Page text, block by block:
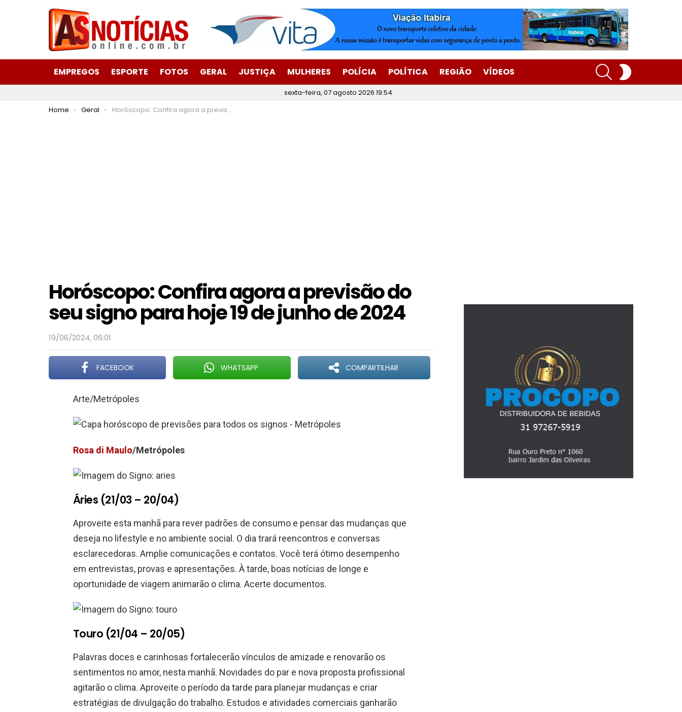
EMPREGOS ESPORTE FOTOS GERAL JUSTIÇA MULHERES POLÍCIA POLÍTICA REGIÃO VÍDEOS
SEARCH
sexta-feira, 07 agosto 2026 19:54
You are here:
Home Geral Horóscopo: Confira agora a previsão do seu signo para hoje 19 de junho de 2024
Horóscopo: Confira agora a previsão do
seu signo para hoje 19 de junho de 2024
19/06/2024, 06:01
FACEBOOK WHATSAPP COMPARTILHAR
Arte/Metrópoles
Rosa di Maulo/Metrópoles
Áries (21/03 – 20/04)
Aproveite esta manhã para rever padrões de consumo e pensar das mudanças que
deseja no lifestyle e no ambiente social. O dia trará reencontros e conversas
esclarecedoras. Amplie comunicações e contatos. Você terá ótimo desempenho
em entrevistas, provas e apresentações. À tarde, boas notícias de longe e
oportunidade de viagem animarão o clima. Acerte documentos.
Touro (21/04 – 20/05)
Palavras doces e carinhosas fortalecerão vínculos de amizade e renovarão os
sentimentos no amor, nesta manhã. Novidades do par e nova proposta profissional
agitarão o clima. Aproveite o período da tarde para planejar mudanças e criar
estratégias de divulgação do trabalho. Estudos e atividades comerciais ganharão